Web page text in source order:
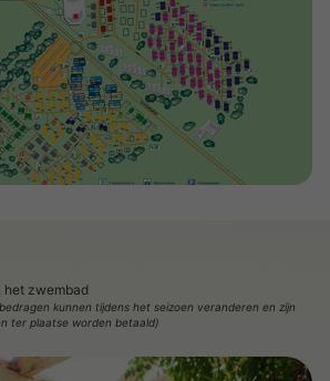
Bekijk de kaart
het zwembad
kunnen tijdens het seizoen veranderen en zijn
ter plaatse worden betaald)